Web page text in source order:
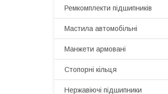
Ремкомплекти підшипників
Мастила автомобільні
Манжети армовані
Стопорні кільця
Нержавіючі підшипники